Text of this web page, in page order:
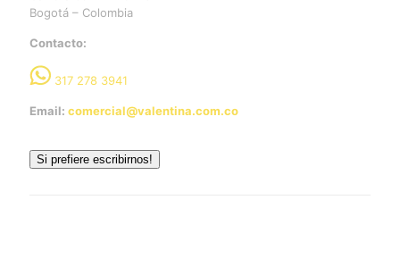
Bogotá – Colombia
Contacto:
317 278 3941
Email: comercial@valentina.com.co